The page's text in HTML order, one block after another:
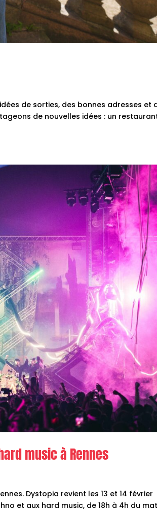
de sorties, des bonnes adresses et
de nouvelles idées : un
music à Rennes
Dystopia revient les 13 et 14 février
et aux hard music, de 18h à 4h du